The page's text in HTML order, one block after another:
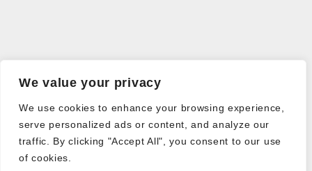
We value your privacy
We use cookies to enhance your browsing experience,
serve personalized ads or content, and analyze our
traffic. By clicking "Accept All", you consent to our use
of cookies.